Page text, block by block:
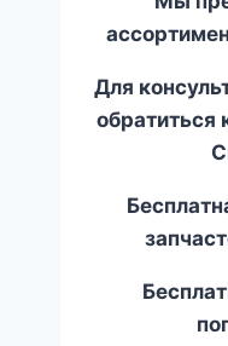
Для
обратиться